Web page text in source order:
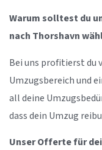
Warum solltest du
nach Thorshavn
Bei uns profitierst du
Umzugsbereich und
all deine
dass dein Umzug
Unser Offerte für